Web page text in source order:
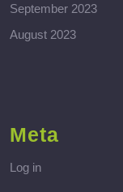
September 2023
August 2023
Meta
Log in